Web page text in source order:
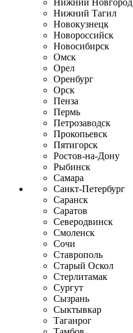
Нижний Новгород
Нижний Тагил
Новокузнецк
Новороссийск
Новосибирск
Омск
Орел
Оренбург
Орск
Пенза
Пермь
Петрозаводск
Прокопьевск
Пятигорск
Ростов-на-Дону
Рыбинск
Самара
Санкт-Петербург
Саранск
Саратов
Северодвинск
Смоленск
Сочи
Ставрополь
Старый Оскол
Стерлитамак
Сургут
Сызрань
Сыктывкар
Таганрог